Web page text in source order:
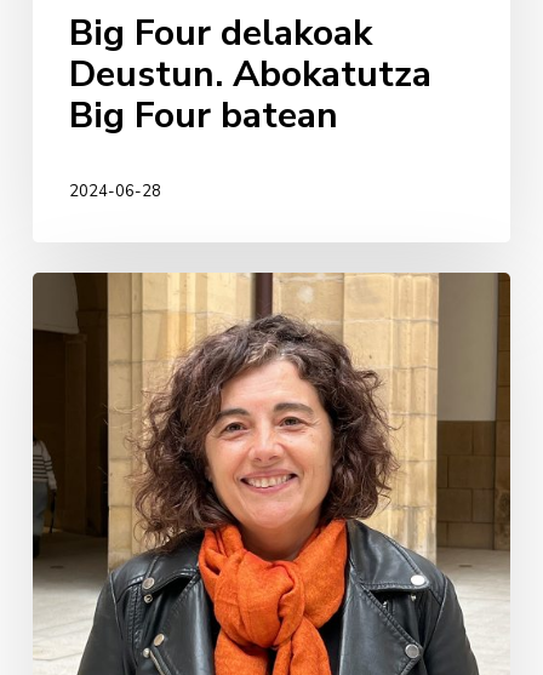
Big Four delakoak
Deustun. Abokatutza
Big Four batean
2024-06-28
Trinidad
Berdintasuneko
zuzendari
nagusia